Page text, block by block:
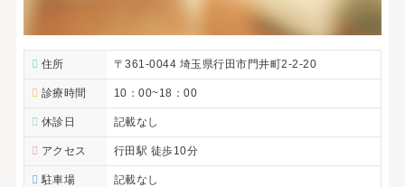
住所 〒361-0044 埼玉県行田市門井町2-2-20
診療時間 10：00~18：00
休診日 記載なし
アクセス 行田駅 徒歩10分
駐車場 記載なし